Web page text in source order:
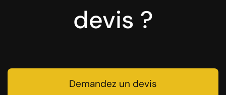
devis ?
Demandez un devis